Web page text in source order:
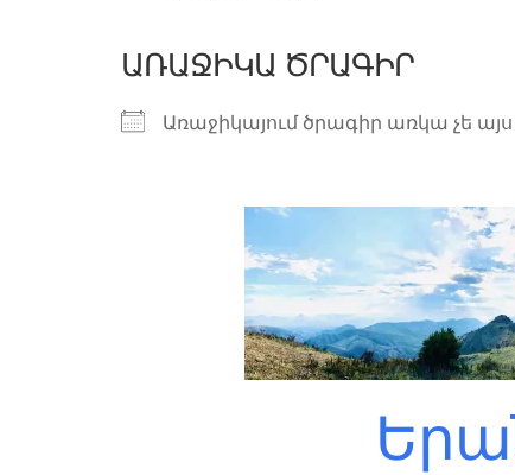
ԱՌԱՋԻԿԱ ԾՐԱԳԻՐ
Առաջիկայում ծրագիր առկա չե